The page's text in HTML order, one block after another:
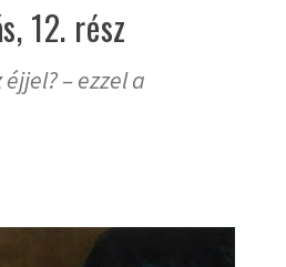
12. rész
– ezzel a